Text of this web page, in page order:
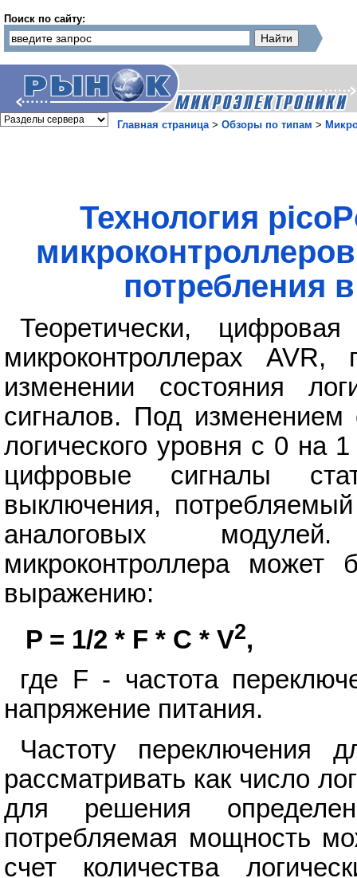
Поиск по сайту:
Главная страница> Обзоры по типам >
Технология
потребления
Теоретически,
микроконтроллерах
изменении состояния
сигналов. Под изменением
логического уровня с 0 на
цифровые сигналы
выключения,
аналоговых
микроконтроллера
выражению:
P = 1/2 * F * C * V2,
где F - частота
напряжение питания.
Частоту переключения
рассматривать как число
для решения
потребляемая мощность
счет количества